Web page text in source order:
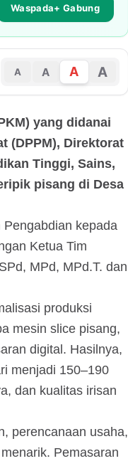
Waspada+ Gabung
A A A A
yang didanai
(DPPM), Direktorat
Tinggi, Sains,
pisang di Desa
kepada
Ketua Tim
MPd, MPd.T. dan
produksi
mesin slice pisang,
digital. Hasilnya,
menjadi 150–190
dan kualitas irisan
perencanaan usaha,
Pemasaran